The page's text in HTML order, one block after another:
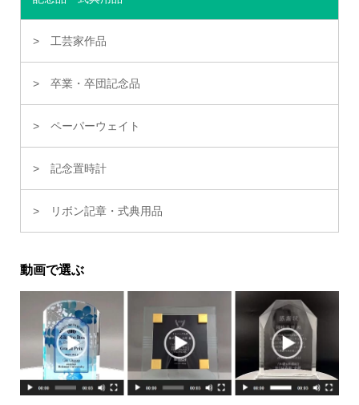
工芸家作品
卒業・卒団記念品
ペーパーウェイト
記念置時計
リボン記章・式典用品
動画で選ぶ